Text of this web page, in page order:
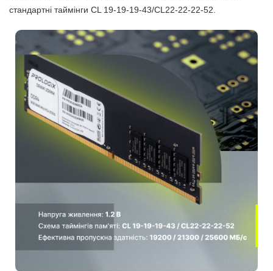
стандартні таймінги CL 19-19-19-43/CL22-22-22-52.